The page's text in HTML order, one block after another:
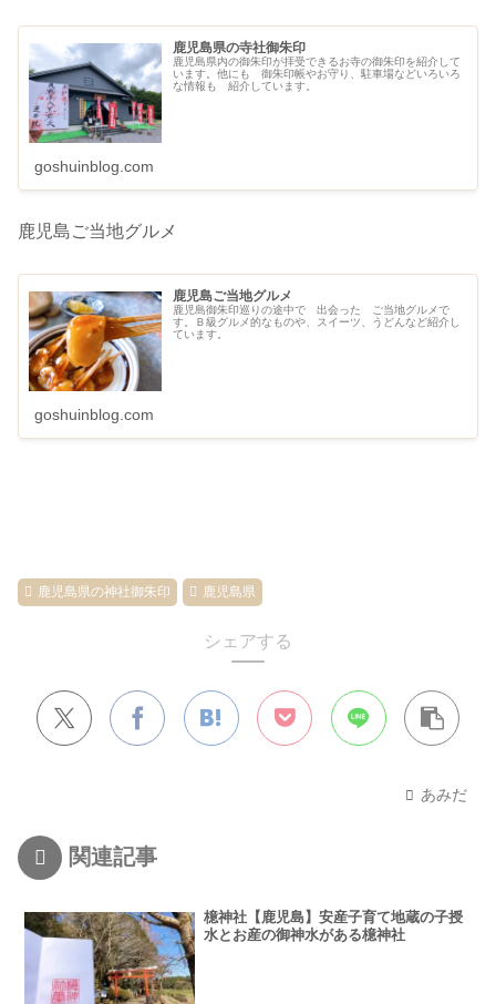
鹿児島県の寺社御朱印
鹿児島県内の御朱印が拝受できるお寺の御朱印を紹介して
います。他にも 御朱印帳やお守り、駐車場などいろいろ
な情報も 紹介しています。
goshuinblog.com
鹿児島ご当地グルメ
鹿児島ご当地グルメ
鹿児島御朱印巡りの途中で 出会った ご当地グルメで
す。Ｂ級グルメ的なものや、スイーツ、うどんなど紹介し
ています。
goshuinblog.com
鹿児島県の神社御朱印 鹿児島県
シェアする
あみだ
関連記事
檍神社【鹿児島】安産子育て地蔵の子授
水とお産の御神水がある檍神社